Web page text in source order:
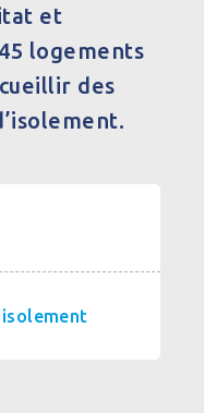
et
logements
des